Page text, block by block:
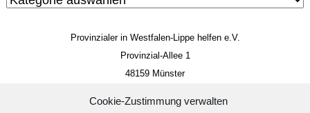
Cookie-Zustimmung verwalten
Provinzialer in Westfalen-Lippe helfen e.V.
Provinzial-Allee 1
48159 Münster